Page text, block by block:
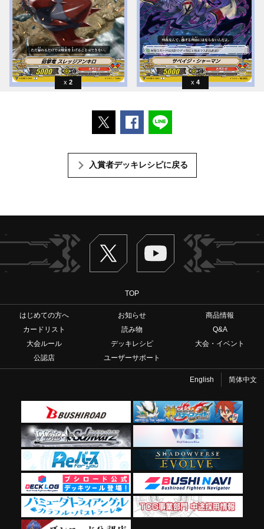
2 4
ポストするFacebookでシェアする
入賞者デッキレシピに戻る
Twitter ヴァンガードch
TOP
はじめての方へ お知らせ
商品情報
カードリスト
読み物
Q&A
大会ルール
デッキレシピ
大会・イベント
公認店
ユーザーサポート
English 简体中文